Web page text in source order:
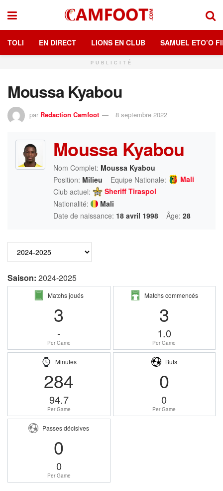
TOLI EN DIRECT LIONS EN CLUB SAMUEL ETO’O
PUBLICITÉ
Moussa Kyabou
par Redaction Camfoot 8 septembre 2022
Moussa Kyabou
Nom Complet: Moussa Kyabou
Position: Milieu Equipe Nationale:
Mali
Club actuel:
Sheriff Tiraspol
Nationalité:
Mali
Date de naissance: 18 avril 1998 Âge: 28
Saison: 2024-2025
Matchs joués
3
-
Per Game
Matchs commencés
3
1.0
Per Game
Minutes
284
94.7
Per Game
Buts
0
0
Per Game
Passes décisives
0
0
Per Game